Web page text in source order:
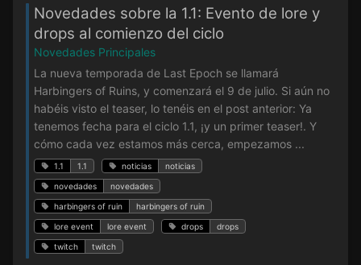
Novedades sobre la 1.1: Evento de lore y
drops al comienzo del ciclo
Novedades Principales
La nueva temporada de Last Epoch se llamará
Harbingers of Ruins, y comenzará el 9 de julio. Si aún no
habéis visto el teaser, lo tenéis en el post anterior: Ya
tenemos fecha para el ciclo 1.1, ¡y un primer teaser!. Y
cómo cada vez estamos más cerca, empezamos ...
1.1 1.1 noticias noticias
novedades novedades
harbingers of ruin harbingers of ruin
lore event lore event drops drops
twitch twitch